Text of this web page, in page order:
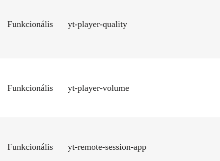
Funkcionális yt-player-quality
Funkcionális yt-player-volume
Funkcionális yt-remote-session-app